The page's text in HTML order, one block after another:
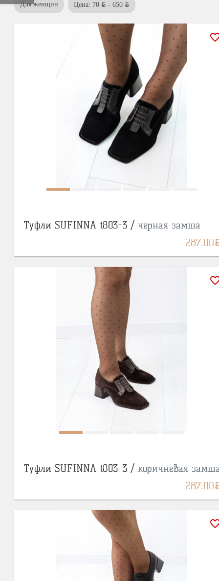
Для женщин Цена: 70 BYN - 650 BYN
Туфли SUFINNA t803-3 / черная замша
287.00
Туфли SUFINNA t803-3 / коричневая
287.00